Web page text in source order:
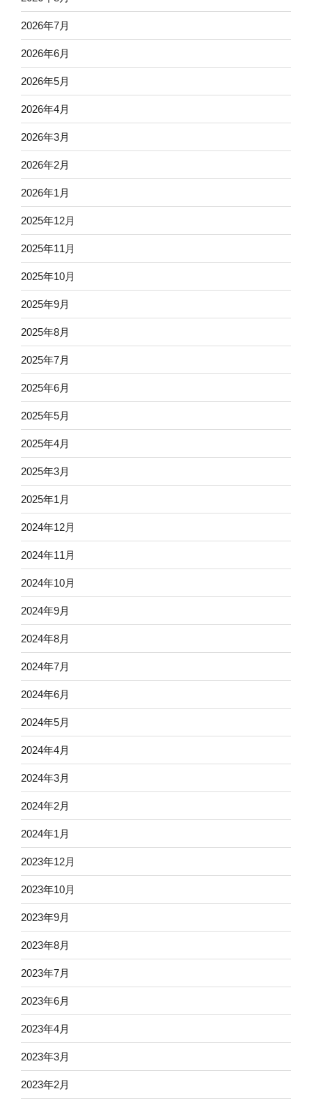
2026年7月
2026年6月
2026年5月
2026年4月
2026年3月
2026年2月
2026年1月
2025年12月
2025年11月
2025年10月
2025年9月
2025年8月
2025年7月
2025年6月
2025年5月
2025年4月
2025年3月
2025年1月
2024年12月
2024年11月
2024年10月
2024年9月
2024年8月
2024年7月
2024年6月
2024年5月
2024年4月
2024年3月
2024年2月
2024年1月
2023年12月
2023年10月
2023年9月
2023年8月
2023年7月
2023年6月
2023年4月
2023年3月
2023年2月